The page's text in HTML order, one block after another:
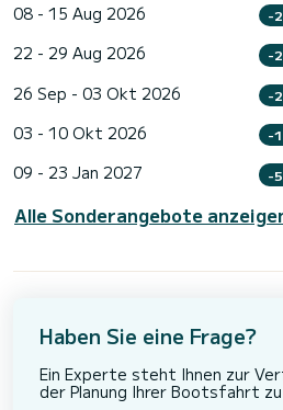
08 - 15 Aug 2026 -
22 - 29 Aug 2026 -
26 Sep - 03 Okt 2026 -
03 - 10 Okt 2026 -
09 - 23 Jan 2027 -
Alle Sonderangebote
Haben Sie eine Frage?
Ein Experte steht Ihnen zur
der Planung Ihrer Bootsfahrt